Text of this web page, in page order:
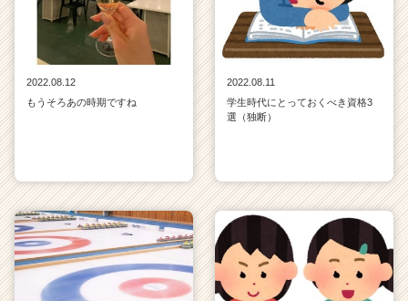
2022.08.12
もうそろあの時期ですね
2022.08.11
学生時代にとっておくべき資格3
選（独断）